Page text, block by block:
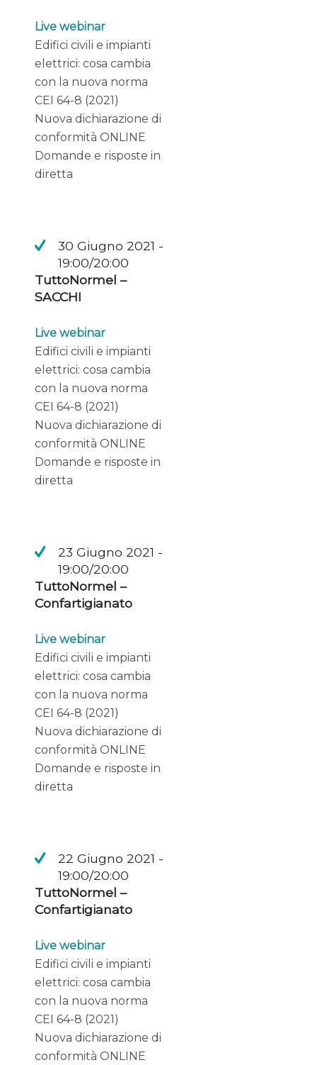
Live webinar
Edifici civili e impianti
elettrici: cosa cambia
con la nuova norma
CEI 64-8 (2021)
Nuova dichiarazione di
conformità ONLINE
Domande e risposte in
diretta
30 Giugno 2021 -
19:00/20:00
TuttoNormel –
SACCHI
Live webinar
Edifici civili e impianti
elettrici: cosa cambia
con la nuova norma
CEI 64-8 (2021)
Nuova dichiarazione di
conformità ONLINE
Domande e risposte in
diretta
23 Giugno 2021 -
19:00/20:00
TuttoNormel –
Confartigianato
Live webinar
Edifici civili e impianti
elettrici: cosa cambia
con la nuova norma
CEI 64-8 (2021)
Nuova dichiarazione di
conformità ONLINE
Domande e risposte in
diretta
22 Giugno 2021 -
19:00/20:00
TuttoNormel –
Confartigianato
Live webinar
Edifici civili e impianti
elettrici: cosa cambia
con la nuova norma
CEI 64-8 (2021)
Nuova dichiarazione di
conformità ONLINE